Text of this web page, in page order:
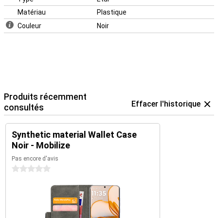
Matériau
Plastique
Couleur
Noir
Produits récemment
consultés
Effacer l'historique
Synthetic material Wallet Case
Noir - Mobilize
Pas encore d'avis
0 étoiles